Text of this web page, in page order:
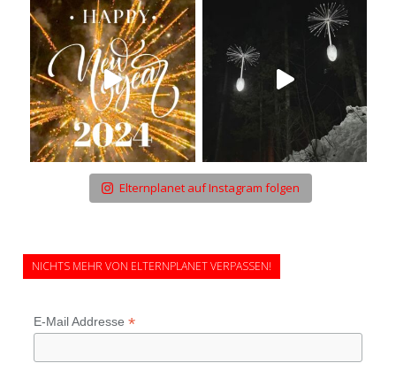
Elternplanet auf Instagram folgen
NICHTS MEHR VON ELTERNPLANET VERPASSEN!
E-Mail Addresse *